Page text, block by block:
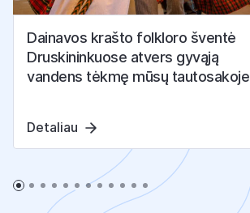
Dainavos krašto folkloro šventė
Druskininkuose atvers gyvąją
vandens tėkmę mūsų tautosakoje
Detaliau